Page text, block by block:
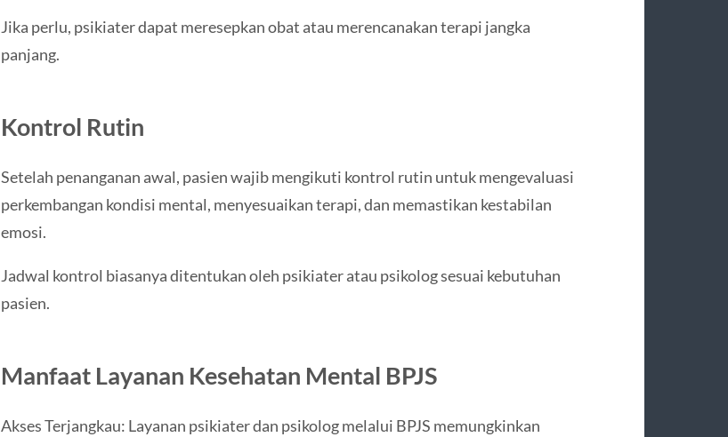
Jika perlu, psikiater dapat meresepkan obat atau merencanakan terapi jangka
panjang.
Kontrol Rutin
Setelah penanganan awal, pasien wajib mengikuti kontrol rutin untuk mengevaluasi
perkembangan kondisi mental, menyesuaikan terapi, dan memastikan kestabilan
emosi.
Jadwal kontrol biasanya ditentukan oleh psikiater atau psikolog sesuai kebutuhan
pasien.
Manfaat Layanan Kesehatan Mental BPJS
Akses Terjangkau: Layanan psikiater dan psikolog melalui BPJS memungkinkan